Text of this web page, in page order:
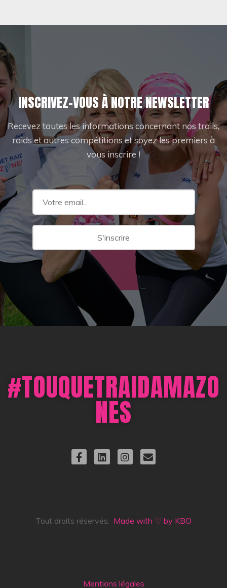
INSCRIVEZ-VOUS À NOTRE NEWSLETTER
Recevez toutes les informations concernant nos trails,
raids et autres compétitions et soyez les premiers à
vous inscrire !
#TOUQUETRAIDAMAZO
NES
Tout droits réservés. Made with ♡ by KBO
Mentions légales